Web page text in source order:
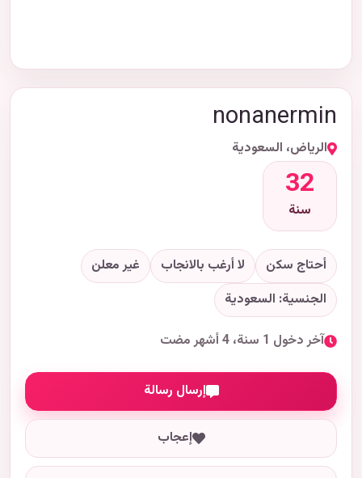
nonanermin
الرياض، السعودية
32
سنة
أحتاج سكن لا أرغب بالانجاب
غير معلن
الجنسية: السعودية
آخر دخول 1 سنة، 4 أشهر مضت
إرسال رسالة
إعجاب